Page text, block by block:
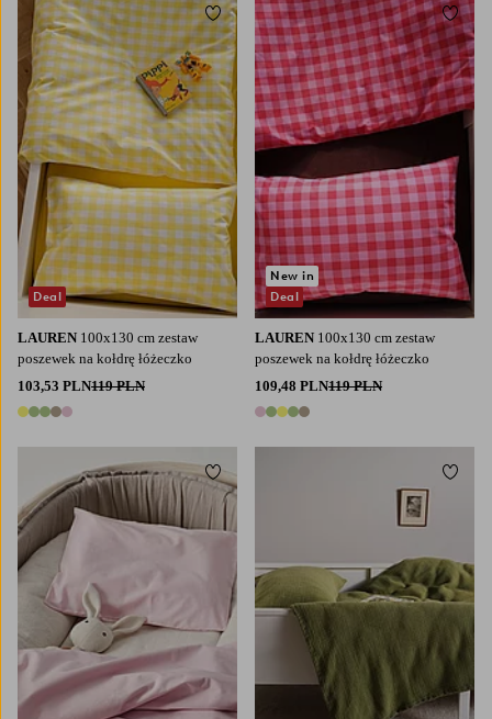
LAUREN 100x130 cm zestaw
poszewek na kołdrę łóżeczko
103,53 PLN119 PLN
5 kolory
Deal
Dodaj do ulubionych
LAUREN 100x130 cm zestaw
poszewek na kołdrę łóżeczko
109,48 PLN119 PLN
5 kolory
New in
Deal
Dodaj do ulubionych